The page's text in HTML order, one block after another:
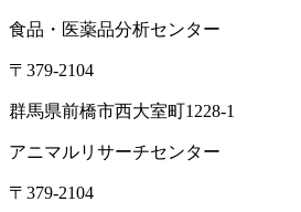
食品・医薬品分析センター
〒379-2104
群馬県前橋市西大室町1228-1
アニマルリサーチセンター
〒379-2104